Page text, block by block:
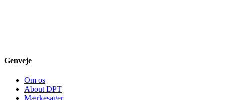
Genveje
Om os
About DPT
Mærkesager